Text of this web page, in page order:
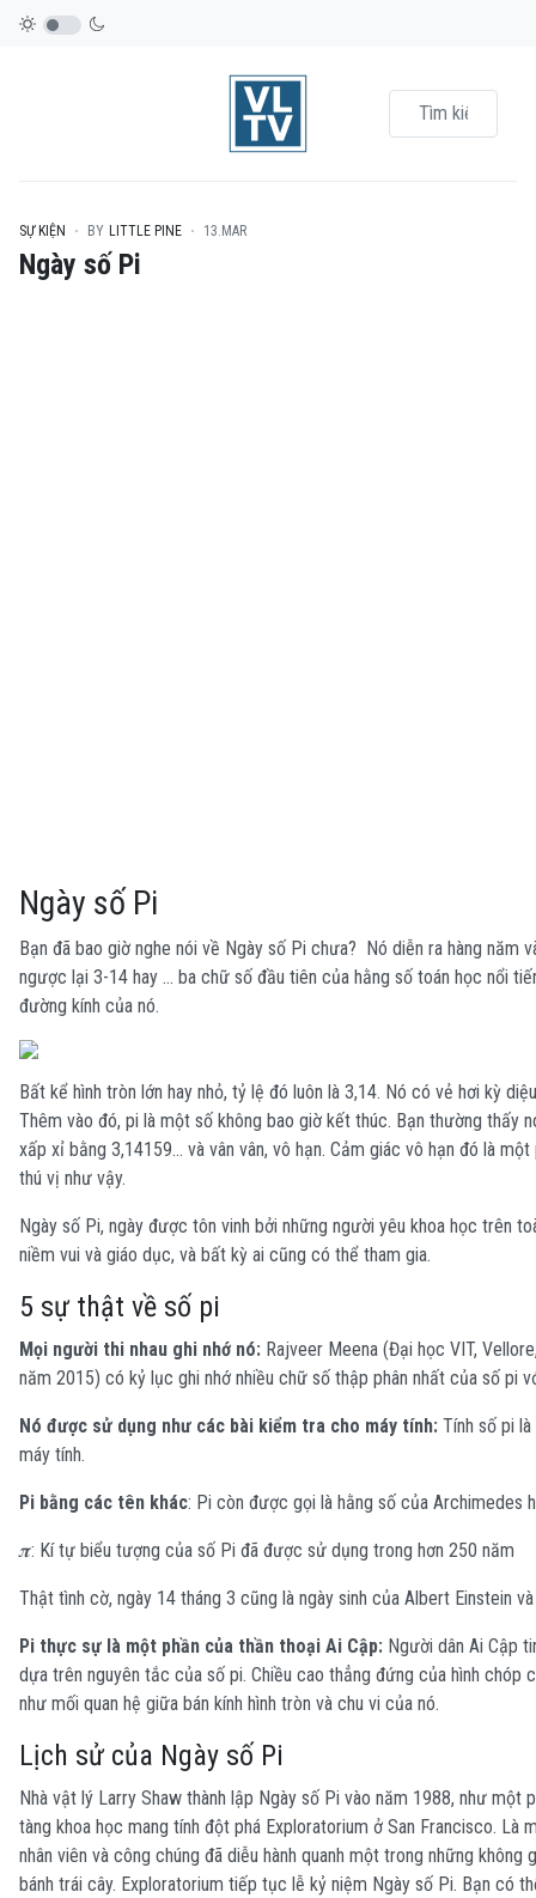
SỰ KIỆN BY LITTLE PINE 13.MAR
Ngày số Pi
Ngày số Pi
Bạn đã bao giờ nghe nói về Ngày số Pi chưa? Nó diễn ra hàng năm
ngược lại 3-14 hay … ba chữ số đầu tiên của hằng số toán học nổi
đường kính của nó.
Bất kể hình tròn lớn hay nhỏ, tỷ lệ đó luôn là 3,14. Nó có vẻ hơi kỳ
Thêm vào đó, pi là một số không bao giờ kết thúc. Bạn thường thấy
xấp xỉ bằng 3,14159… và vân vân, vô hạn. Cảm giác vô hạn đó là
thú vị như vậy.
Ngày số Pi, ngày được tôn vinh bởi những người yêu khoa học trên
niềm vui và giáo dục, và bất kỳ ai cũng có thể tham gia.
5 sự thật về số pi
Mọi người thi nhau ghi nhớ nó: Rajveer Meena (Đại học VIT,
năm 2015) có kỷ lục ghi nhớ nhiều chữ số thập phân nhất của số pi
Nó được sử dụng như các bài kiểm tra cho máy tính: Tính số pi
máy tính.
Pi bằng các tên khác: Pi còn được gọi là hằng số của Archimedes
𝝅: Kí tự biểu tượng của số Pi đã được sử dụng trong hơn 250 năm
Thật tình cờ, ngày 14 tháng 3 cũng là ngày sinh của Albert Einstein
Pi thực sự là một phần của thần thoại Ai Cập: Người dân Ai Cập
dựa trên nguyên tắc của số pi. Chiều cao thẳng đứng của hình chóp
như mối quan hệ giữa bán kính hình tròn và chu vi của nó.
Lịch sử của Ngày số Pi
Nhà vật lý Larry Shaw thành lập Ngày số Pi vào năm 1988, như
tàng khoa học mang tính đột phá Exploratorium ở San Francisco. Là
nhân viên và công chúng đã diễu hành quanh một trong những
bánh trái cây. Exploratorium tiếp tục lễ kỷ niệm Ngày số Pi. Bạn có